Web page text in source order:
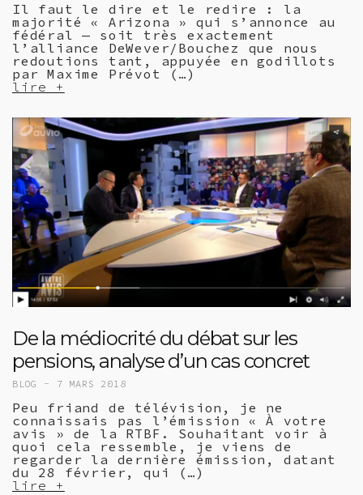
Il faut le dire et le redire : la
majorité « Arizona » qui s’annonce au
fédéral — soit très exactement
l’alliance DeWever/Bouchez que nous
redoutions tant, appuyée en godillots
par Maxime Prévot (…)
lire +
De la médiocrité du débat sur les
pensions, analyse d’un cas concret
BLOG - 7 MARS 2018
Peu friand de télévision, je ne
connaissais pas l’émission « À votre
avis » de la RTBF. Souhaitant voir à
quoi cela ressemble, je viens de
regarder la dernière émission, datant
du 28 février, qui (…)
lire +